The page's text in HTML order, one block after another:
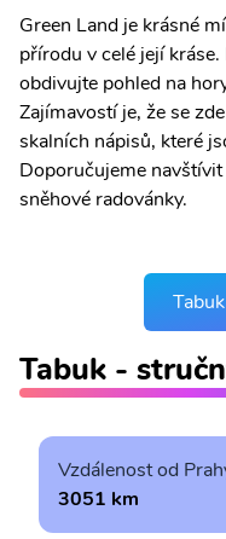
Green Land je krásné
přírodu v celé její
obdivujte pohled na
Zajímavostí je, že se
skalních nápisů, které
Doporučujeme
sněhové radovánky.
Tabuk -
Vzdálenost od
3051 km